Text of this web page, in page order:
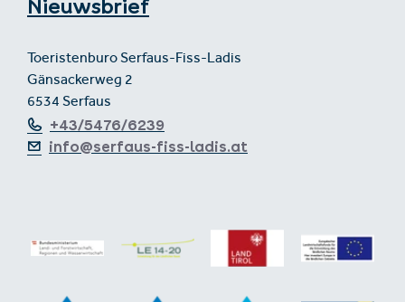
Nieuwsbrief
Toeristenburo Serfaus-Fiss-Ladis
Gänsackerweg 2
6534 Serfaus
+43/5476/6239
info@serfaus-fiss-ladis.at